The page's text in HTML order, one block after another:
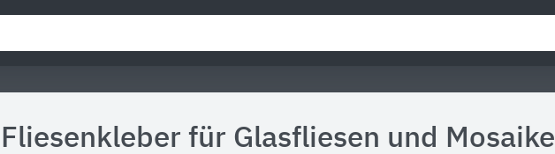
Fliesenkleber für Glasfliesen und Mosaike